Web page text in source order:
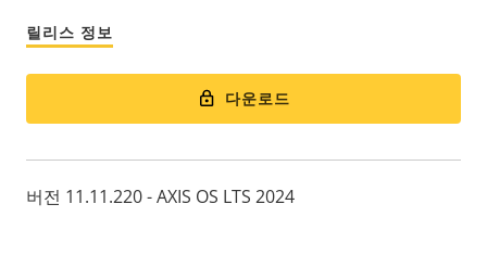
릴리스 정보
다운로드
버전 11.11.220 - AXIS OS LTS 2024